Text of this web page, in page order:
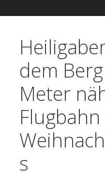
dem
Meter
s